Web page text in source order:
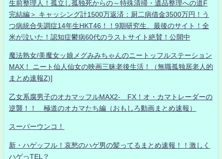
生前整理人！孤立し孤独死からの～特殊清掃・遺品整理への道F
完結編＞ キャッシング計1500万返済：厨二病借金3500万円！う
つ病統合失調症14年生HKT46！！9期研究生、最後のサイト！全
米が泣いた！認知症鬱病60代のラストサイト絶賛！公開中
魔法熟女/美魔女ッ娘メグみみちゃんのニートッフルステーション
MAX！ ニート仙人仙女の映画三昧老後生活！（無職孤独居老人的
まとめ速報Z)]
乙女系腐男子のオカマッフルMAX2- FX！オ・カマトレーダーの
逆襲！！ 極道のオカマたち編（おもしろ動画まとめ速報）
スーパーウンコ！
新・ハゲッフル！哀愁のハゲ男の髪ってるまとめ速報！！激しく
ハゲっTEL？